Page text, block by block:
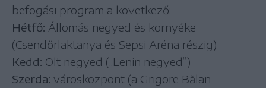
befogási program a következő:
Hétfő: Állomás negyed és környéke
(Csendőrlaktanya és Sepsi Aréna részig)
Kedd: Olt negyed („Lenin negyed”)
Szerda: városközpont (a Grigore Bălan